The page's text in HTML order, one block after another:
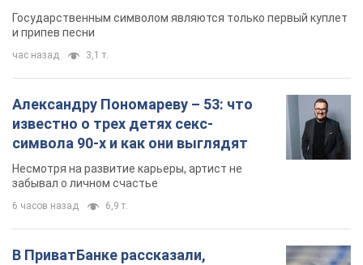
Государственным символом являются только первый куплет
и припев песни
час назад 3,1 т.
Александру Пономареву – 53: что
известно о трех детях секс-
символа 90-х и как они выглядят
Несмотря на развитие карьеры, артист не
забывал о личном счастье
6 часов назад 6,9 т.
В ПриватБанке рассказали,